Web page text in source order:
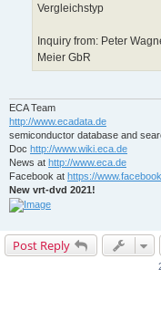
Vergleichstyp
Inquiry from: Peter
Meier GbR
ECA Team
http://www.ecadata.de
semiconductor database and
Doc http://www.wiki.eca.de
News at http://www.eca.de
Facebook at https://
New vrt-dvd 2021!
Post Reply